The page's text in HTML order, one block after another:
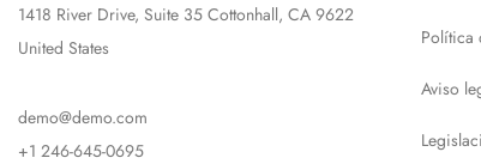
1418 River Drive, Suite 35 Cottonhall, CA 9622
United States
demo@demo.com
+1 246-645-0695
Política
Aviso